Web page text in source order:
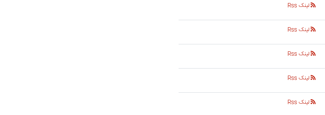
لینک Rss
لینک Rss
لینک Rss
لینک Rss
لینک Rss